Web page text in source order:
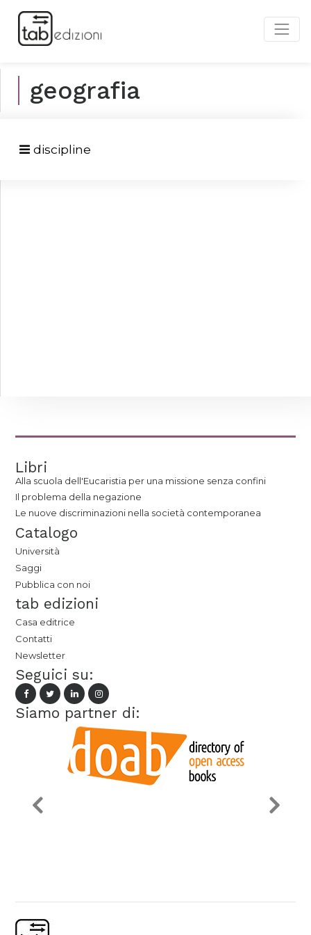
geografia
discipline
Libri
Alla scuola dell'Eucaristia per una missione senza confini
Il problema della negazione
Le nuove discriminazioni nella società contemporanea
Catalogo
Università
Saggi
Pubblica con noi
tab edizioni
Casa editrice
Contatti
Newsletter
Seguici su:
Siamo partner di: